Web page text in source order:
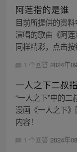
阿莲指的是谁
目前所提供的资
演唱的歌曲《阿
同样精彩，点击按
1 个回答 2024年
一人之下二叔
“一人之下”中的
漫画《一人之下
内容！
1 个回答 2024年